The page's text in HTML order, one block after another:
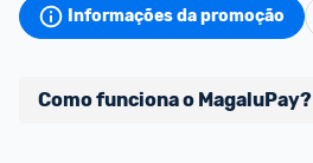
Informações da promoção
Como funciona o MagaluPay?